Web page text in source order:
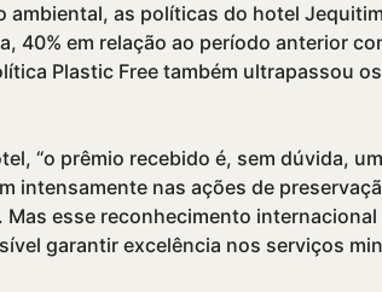
as polí­ticas do hotel
40% em relação ao perí­odo anterior
Plastic Free também ultrapassou
“o prêmio recebido é, sem dúvida,
intensamente nas ações de
esse reconhecimento
garantir excelência nos serviços